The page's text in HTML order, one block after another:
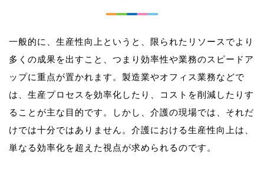
一般的に、生産性向上というと、限られたリソースでより
多くの成果を出すこと、つまり効率性や業務のスピードア
ップに重点が置かれます。製造業やオフィス業務などで
は、生産プロセスを効率化したり、コストを削減したりす
ることが主な目的です。しかし、介護の現場では、それだ
けでは十分ではありません。介護における生産性向上は、
単なる効率化を超えた視点が求められるのです。